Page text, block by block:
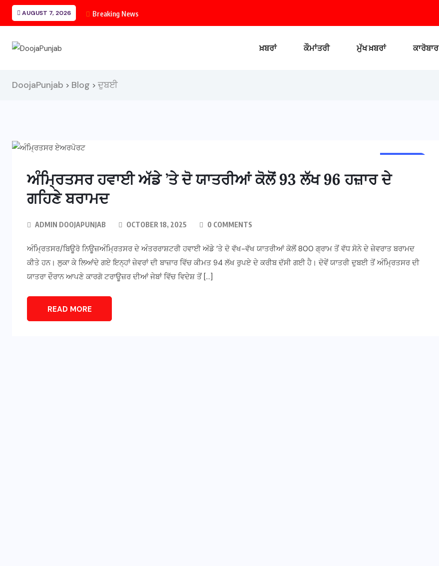
AUGUST 7, 2026 Breaking News
ਖ਼ਬਰਾਂ ਕੌਮਾਂਤਰੀ ਮੁੱਖ ਖ਼ਬਰਾਂ ਕਾਰੋਬਾਰ
DoojaPunjab > Blog > ਦੁਬਈ
ਅੰਮ੍ਰਿਤਸਰ ਹਵਾਈ ਅੱਡੇ ’ਤੇ ਦੋ ਯਾਤਰੀਆਂ ਕੋਲੋਂ 93 ਲੱਖ 96 ਹਜ਼ਾਰ ਦੇ
ਗਹਿਣੇ ਬਰਾਮਦ
ADMIN DOOJAPUNJAB OCTOBER 18, 2025 0 COMMENTS
ਅੰਮ੍ਰਿਤਸਰ/ਬਿਊਰੋ ਨਿਊਜ਼ਅੰਮ੍ਰਿਤਸਰ ਦੇ ਅੰਤਰਰਾਸ਼ਟਰੀ ਹਵਾਈ ਅੱਡੇ ’ਤੇ ਦੋ ਵੱਖ-ਵੱਖ ਯਾਤਰੀਆਂ ਕੋਲੋਂ 800 ਗ੍ਰਾਮ ਤੋਂ ਵੱਧ ਸੋਨੇ ਦੇ ਜ਼ੇਵਰਾਤ ਬਰਾਮਦ
ਕੀਤੇ ਹਨ। ਲੁਕਾ ਕੇ ਲਿਆਂਦੇ ਗਏ ਇਨ੍ਹਾਂ ਜ਼ੇਵਰਾਂ ਦੀ ਬਾਜ਼ਾਰ ਵਿੱਚ ਕੀਮਤ 94 ਲੱਖ ਰੁਪਏ ਦੇ ਕਰੀਬ ਦੱਸੀ ਗਈ ਹੈ। ਦੋਵੇਂ ਯਾਤਰੀ ਦੁਬਈ ਤੋਂ ਅੰਮਿ੍ਰਤਸਰ ਦੀ
ਯਾਤਰਾ ਦੌਰਾਨ ਆਪਣੇ ਕਾਰਗੋ ਟਰਾਊਜ਼ਰ ਦੀਆਂ ਜੇਬਾਂ ਵਿੱਚ ਵਿਦੇਸ਼ ਤੋਂ […]
READ MORE